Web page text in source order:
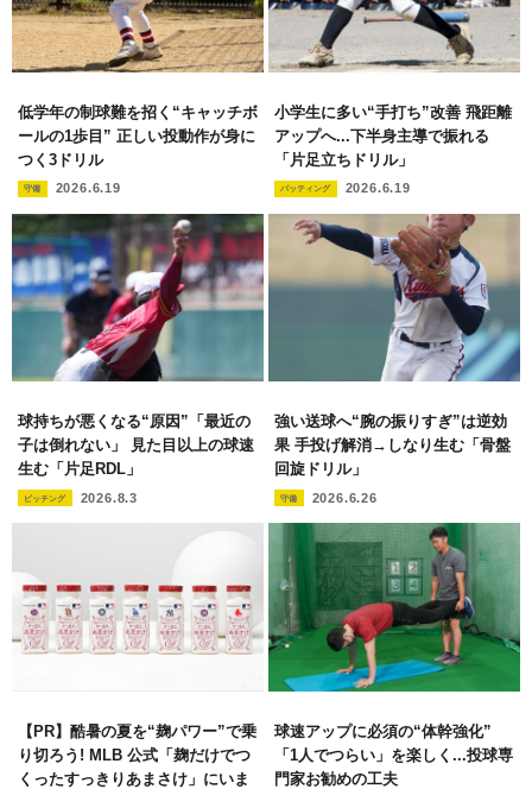
低学年の制球難を招く“キャッチボ
ールの1歩目” 正しい投動作が身に
つく3ドリル
守備 2026.6.19
小学生に多い“手打ち”改善 飛距離
アップへ...下半身主導で振れる
「片足立ちドリル」
バッティング 2026.6.19
球持ちが悪くなる“原因”「最近の
子は倒れない」 見た目以上の球速
生む「片足RDL」
ピッチング 2026.8.3
強い送球へ“腕の振りすぎ”は逆効
果 手投げ解消→しなり生む「骨盤
回旋ドリル」
守備 2026.6.26
【PR】酷暑の夏を“麹パワー”で乗
り切ろう! MLB 公式「麹だけでつ
くったすっきりあまさけ」にいま
球速アップに必須の“体幹強化”
「1人でつらい」を楽しく...投球専
門家お勧めの工夫